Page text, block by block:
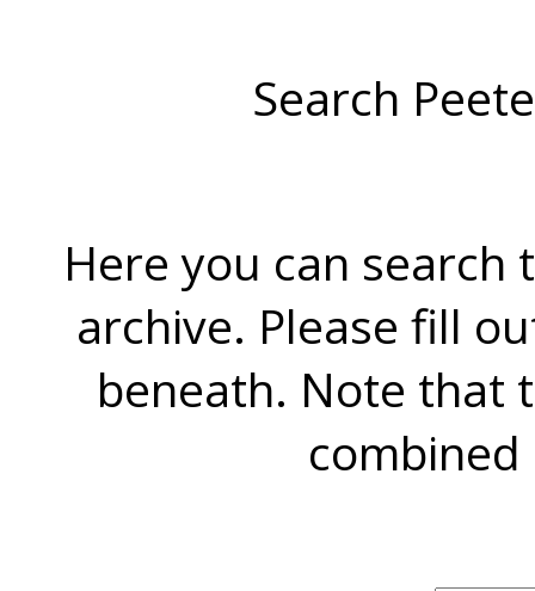
Search
Here you can search
archive. Please fill
beneath. Note that
combined